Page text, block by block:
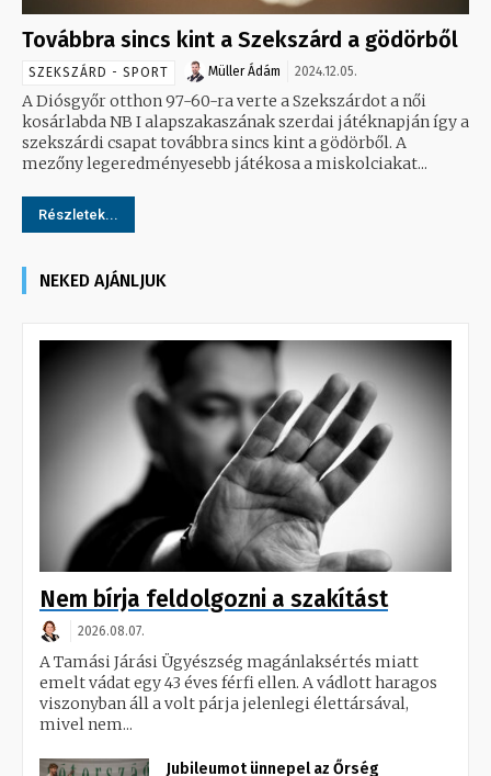
Továbbra sincs kint a Szekszárd a gödörből
SZEKSZÁRD - SPORT Müller Ádám 2024.12.05.
A Diósgyőr otthon 97-60-ra verte a Szekszárdot a női
kosárlabda NB I alapszakaszának szerdai játéknapján így a
szekszárdi csapat továbbra sincs kint a gödörből. A
mezőny legeredményesebb játékosa a miskolciakat...
Részletek...
NEKED AJÁNLJUK
Nem bírja feldolgozni a szakítást
2026.08.07.
A Tamási Járási Ügyészség magánlaksértés miatt
emelt vádat egy 43 éves férfi ellen. A vádlott haragos
viszonyban áll a volt párja jelenlegi élettársával,
mivel nem...
Jubileumot ünnepel az Őrség